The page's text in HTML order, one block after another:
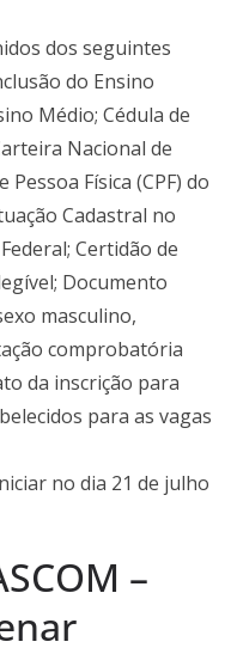
dos seguintes
do Ensino
Médio; Cédula de
Nacional de
Física (CPF) do
Cadastral no
Certidão de
Documento
masculino,
comprobatória
da inscrição para
para as vagas
no dia 21 de julho
–